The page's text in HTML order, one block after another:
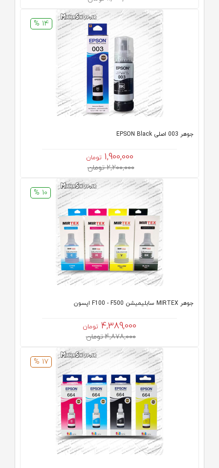
14 %
جوهر 003 اصلی EPSON Black
1,900,000 تومان
2,200,000 تومان
10 %
جوهر MIRTEX سابلیمیشن F100 - F500 اپسون
4,389,000 تومان
4,878,000 تومان
17 %